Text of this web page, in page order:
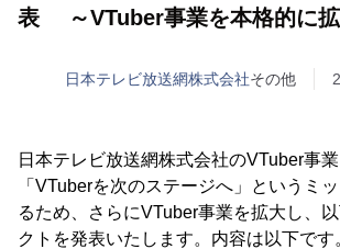
表 ～VTuber事業を本格的に拡
日本テレビ放送網株式会社その他
日本テレビ放送網株式会社のVTuber事業
「VTuberを次のステージへ」というミ
るため、さらにVTuber事業を拡大し、
クトを発表いたします。内容は以下です